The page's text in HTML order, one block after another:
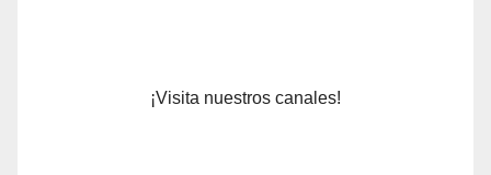
¡Visita nuestros canales!